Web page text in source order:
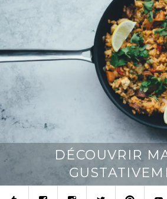
DÉCOUVRIR
TumblrFacebookInstagramTwitter